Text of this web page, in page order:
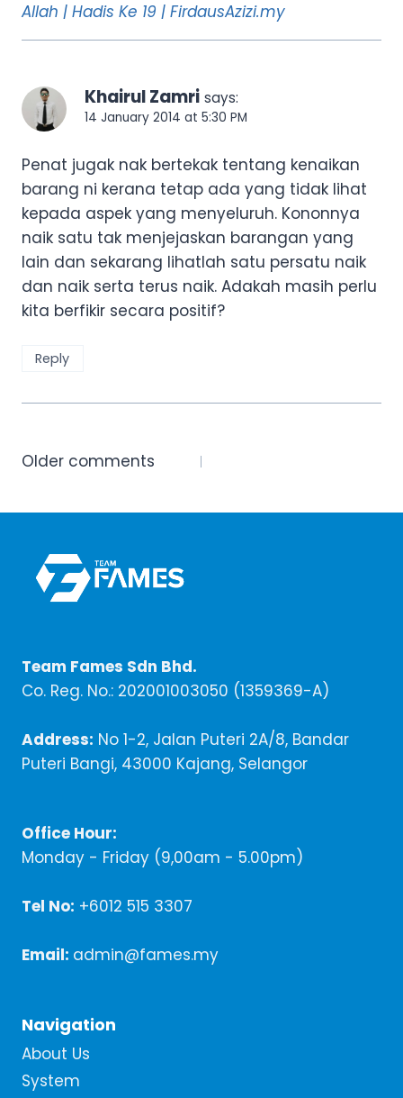
Allah | Hadis Ke 19 | FirdausAzizi.my
Khairul Zamri says:
14 January 2014 at 5:30 PM
Penat jugak nak bertekak tentang kenaikan
barang ni kerana tetap ada yang tidak lihat
kepada aspek yang menyeluruh. Kononnya
naik satu tak menjejaskan barangan yang
lain dan sekarang lihatlah satu persatu naik
dan naik serta terus naik. Adakah masih perlu
kita berfikir secara positif?
Reply
Comments
Older comments
Team Fames Sdn Bhd.
Co. Reg. No.: 202001003050 (1359369-A)
Address: No 1-2, Jalan Puteri 2A/8, Bandar
Puteri Bangi, 43000 Kajang, Selangor
Office Hour:
Monday - Friday (9,00am - 5.00pm)
Tel No: +6012 515 3307
Email: admin@fames.my
Navigation
About Us
System